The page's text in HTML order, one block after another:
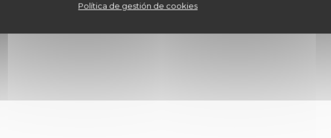
Política de gestión de cookies